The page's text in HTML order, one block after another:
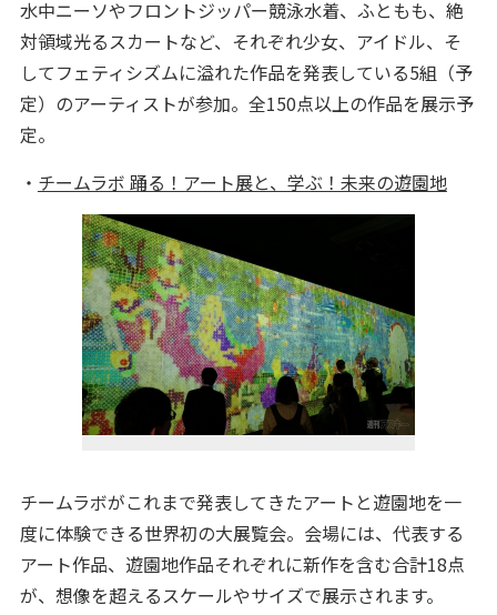
水中ニーソやフロントジッパー競泳水着、ふともも、絶
対領域光るスカートなど、それぞれ少女、アイドル、そ
してフェティシズムに溢れた作品を発表している5組（予
定）のアーティストが参加。全150点以上の作品を展示予
定。
・ チームラボ 踊る！アート展と、学ぶ！未来の遊園地
チームラボがこれまで発表してきたアートと遊園地を一
度に体験できる世界初の大展覧会。会場には、代表する
アート作品、遊園地作品それぞれに新作を含む合計18点
が、想像を超えるスケールやサイズで展示されます。